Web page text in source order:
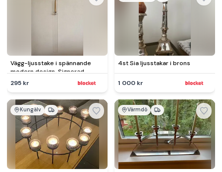
Vägg-ljusstake i spännande
modern design. Signerad.
295 kr
4st Sia ljusstakar i brons
1 000 kr
Kungälv Värmdö